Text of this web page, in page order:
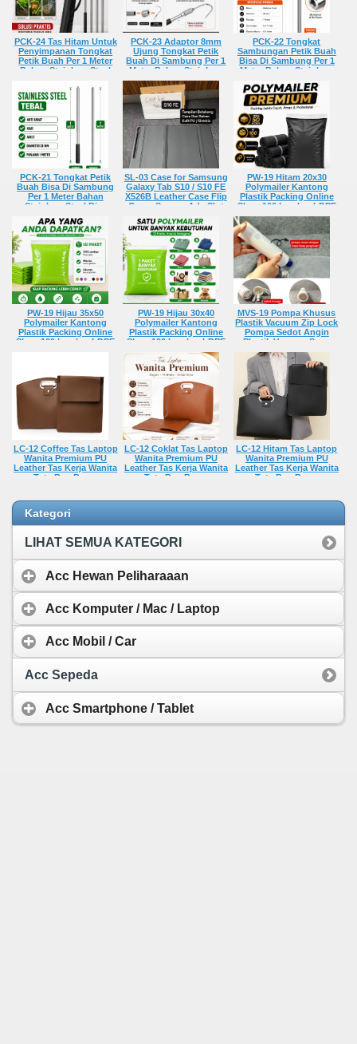
PCK-24 Tas Hitam Untuk
Penyimpanan Tongkat
Petik Buah Per 1 Meter
Bahan Stainless Steel
Sabit Jaring Buat Kait
Cocok Berkebun
Rp 19.950,-
PCK-23 Adaptor 8mm
Ujung Tongkat Petik
Buah Di Sambung Per 1
Meter Bahan Stainless
Steel Bisa Pasang
Gergaji Sabit Jaring Buat
Kait Cocok Berkebun
Rp 13.510,-
PCK-22 Tongkat
Sambungan Petik Buah
Bisa Di Sambung Per 1
Meter Bahan Stainless
Gergaji Sabit Jaring Buat
Kait Cocok Berkebun
Rp 45.150,-
PCK-21 Tongkat Petik
Buah Bisa Di Sambung
Per 1 Meter Bahan
Stainless Steel Bisa
Jaring Buat Kait Cocok
Berkebun
Rp 50.120,-
SL-03 Case for Samsung
Galaxy Tab S10 / S10 FE
X526B Leather Case Flip
Cover Sarung Ada Slot
Rp 110.040,-
PW-19 Hitam 20x30
Polymailer Kantong
Plastik Packing Online
Shop 100 Lembar LDPE
Premium Tebal Glossy
Anti Air Perekat Kuat
Rp 280,-
PW-19 Hijau 35x50
Polymailer Kantong
Plastik Packing Online
Shop 100 Lembar LDPE
PW-19 Hijau 30x40
Polymailer Kantong
Plastik Packing Online
Shop 100 Lembar LDPE
Premium Tebal Glossy
Anti Air Perekat Kuat
Rp 560,-
MVS-19 Pompa Khusus
Plastik Vacuum Zip Lock
Pompa Sedot Angin
Plastik Vacuum Sous
Vide cooking Embossed
Seal Bisa Rechargeable
Rp 148.000,-
LC-12 Coffee Tas Laptop
Wanita Premium PU
Leather Tas Kerja Wanita
Tote Bag Besar
LC-12 Coklat Tas Laptop
Wanita Premium PU
Leather Tas Kerja Wanita
Tote Bag Besar
LC-12 Hitam Tas Laptop
Wanita Premium PU
Leather Tas Kerja Wanita
Tote Bag Besar
Kategori
LIHAT SEMUA KATEGORI
Acc Hewan Peliharaaan
Acc Komputer / Mac / Laptop
Acc Mobil / Car
Acc Sepeda
Acc Smartphone / Tablet